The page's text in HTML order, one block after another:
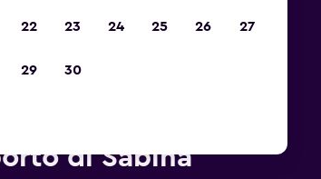
di Sabiha
22 23 24 25 26 27
29 30